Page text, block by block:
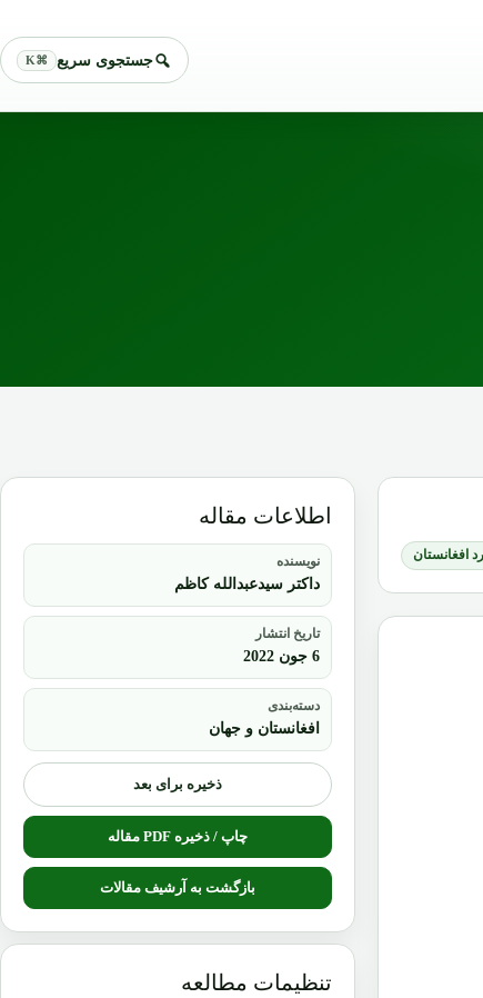
جستجوی سریع ⌘K
افغانستان
اطلاعات مقاله
نویسنده
داکتر سیدعبدالله کاظم
تاریخ انتشار
6 جون 2022
دسته‌بندی
افغانستان و جهان
ذخیره برای بعد
چاپ / ذخیره PDF مقاله
بازگشت به آرشیف مقالات
تنظیمات مطالعه